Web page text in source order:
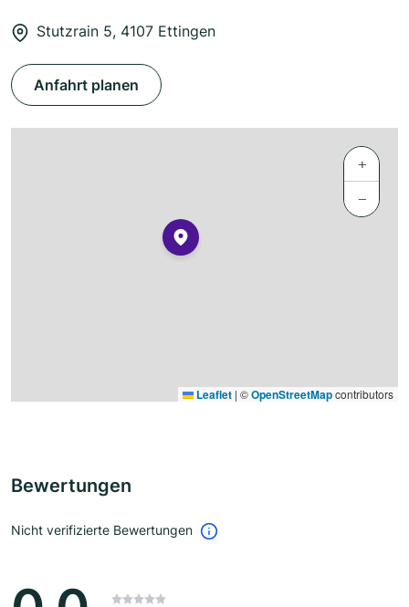
Stutzrain 5, 4107 Ettingen
Anfahrt planen
+
−
Leaflet | ©OpenStreetMapcontributors
Bewertungen
Nicht verifizierte Bewertungen